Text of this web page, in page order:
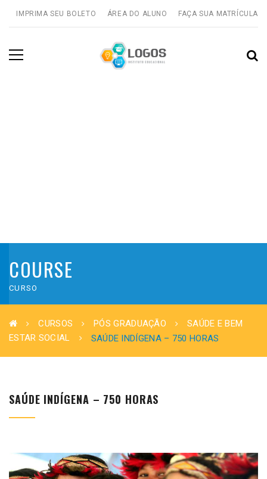
IMPRIMA SEU BOLETO ÁREA DO ALUNO FAÇA SUA MATRÍCULA
COURSE
CURSO
CURSOS PÓS GRADUAÇÃO
SAÚDE E BEM
ESTAR SOCIAL
SAÚDE INDÍGENA – 750 HORAS
SAÚDE INDÍGENA – 750 HORAS